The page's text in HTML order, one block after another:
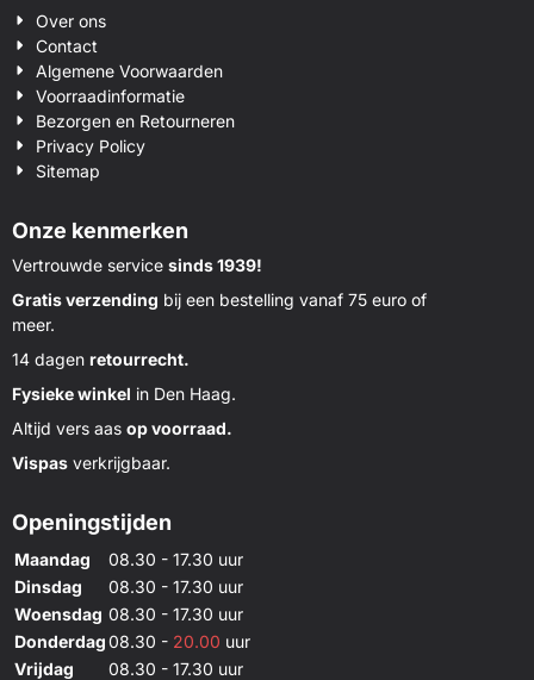
Over ons
Contact
Algemene Voorwaarden
Voorraadinformatie
Bezorgen en Retourneren
Privacy Policy
Sitemap
Onze kenmerken
Vertrouwde service sinds 1939!
Gratis verzending bij een bestelling vanaf 75 euro of
meer.
14 dagen retourrecht.
Fysieke winkel in Den Haag.
Altijd vers aas op voorraad.
Vispas verkrijgbaar.
Openingstijden
Maandag
08.30 - 17.30 uur
Dinsdag
08.30 - 17.30 uur
Woensdag 08.30 - 17.30 uur
Donderdag08.30 - 20.00 uur
Vrijdag
08.30 - 17.30 uur